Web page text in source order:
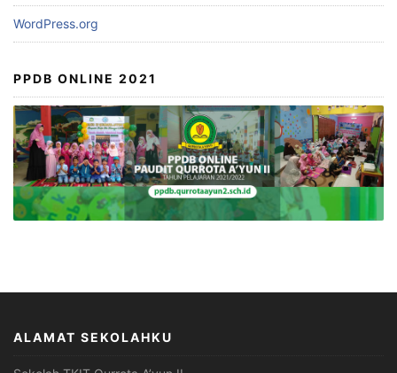
WordPress.org
PPDB ONLINE 2021
ALAMAT SEKOLAHKU